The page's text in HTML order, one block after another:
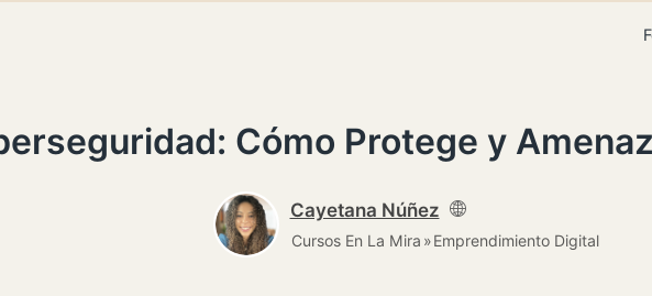
Cómo Protege y
Cayetana Núñez
Cursos En La Mira Emprendimiento Digital